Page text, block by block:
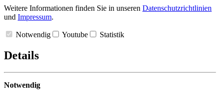
Weitere Informationen finden Sie in unseren Datenschutzrichtlinien
und Impressum.
Notwendig Youtube Statistik
Details
Notwendig